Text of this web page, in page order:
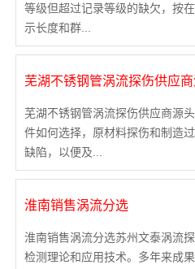
等级但超过记录等级的缺欠，按
示长度和群...
芜湖不锈钢管涡流探伤供应
芜湖不锈钢管涡流探伤供应商源
件如何选择，原材料探伤和制造
缺陷，以便及...
淮南销售涡流分选
淮南销售涡流分选苏州文泰涡流
检测理论和应用技术。多年来成